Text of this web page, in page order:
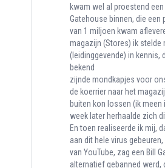
kwam wel al proestend
Gatehouse binnen, die
van 1 miljoen kwam
magazijn (Stores) ik stelde
(leidinggevende) in kennis,
bekend
zijnde mondkapjes voor
de koerrier naar het
buiten kon lossen (ik
week later herhaalde zich
En toen realiseerde ik mij,
aan dit hele virus
van YouTube, zag een Bill
alternatief gebanned